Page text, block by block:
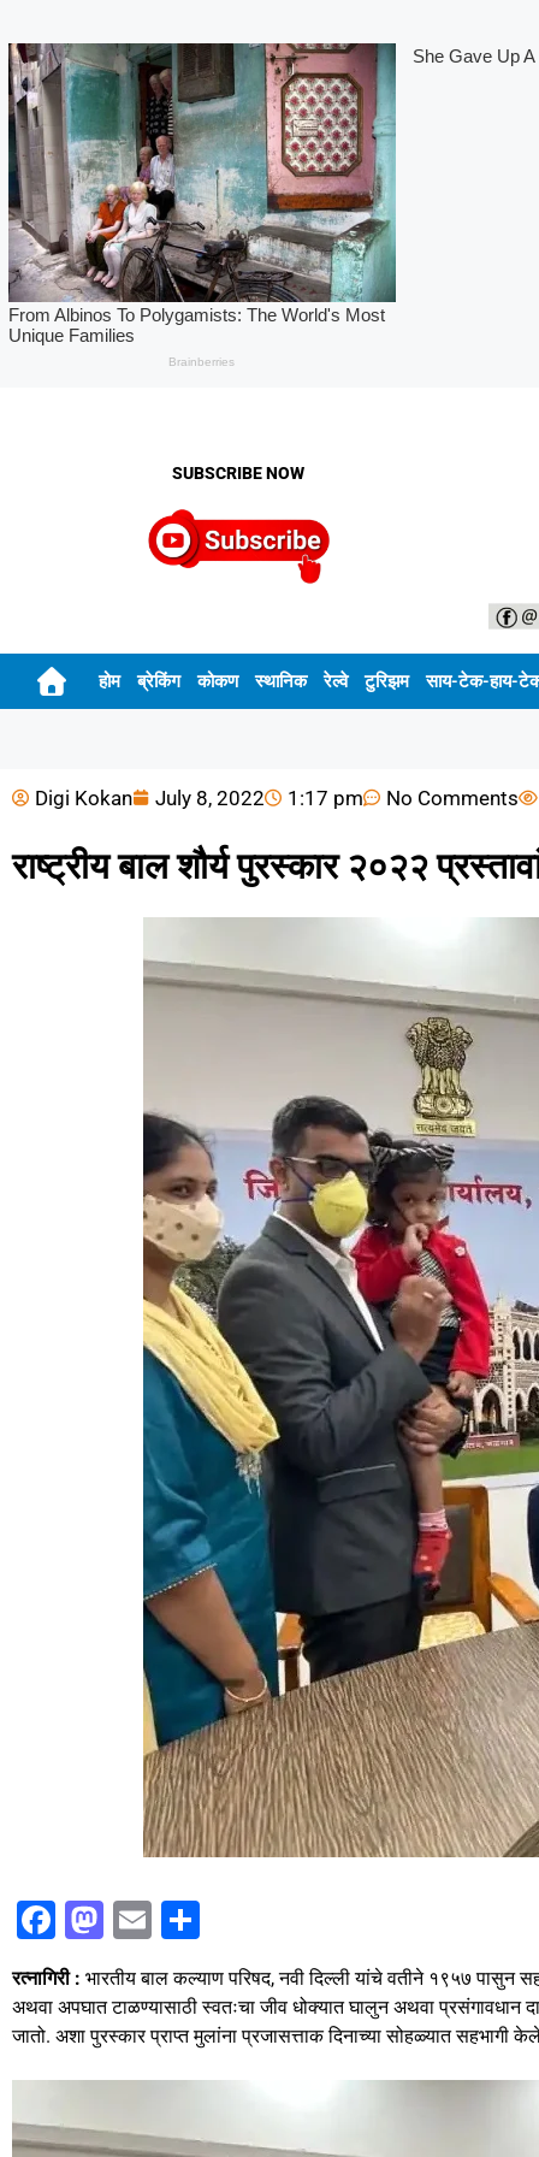
SUBSCRIBE NOW
होम ब्रेकिंग कोकण स्थानिक रेल्वे टुरिझम साय-टेक-हाय-
Digi Kokan July 8, 2022 1:17 pm No Comments
राष्ट्रीय बाल शौर्य पुरस्कार २०२२
F
a
c
e
b
M
a
st
o
d
E
ai
l
ar
e
रत्नागिरी : भारतीय बाल कल्याण परिषद, नवी दिल्ली यांचे वतीने १९५७ पासुन
अथवा अपघात टाळण्यासाठी स्वतःचा जीव धोक्यात घालुन अथवा प्रसंगावधान
जातो. अशा पुरस्कार प्राप्त मुलांना प्रजासत्ताक दिनाच्या सोहळ्यात सहभागी